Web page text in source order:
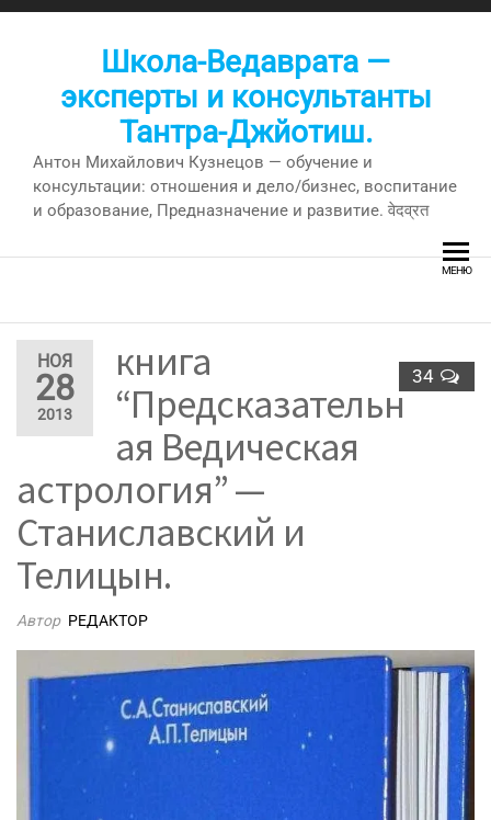
Перейти
Школа-Ведаврата —
эксперты и консультанты
Тантра-Джйотиш.
Антон Михайлович Кузнецов — обучение и
консультации: отношения и дело/бизнес, воспитание
и образование, Предназначение и развитие. वेदव्रत
МЕНЮ
НОЯ
28
2013
34
книга
“Предсказательн
ая Ведическая
астрология” —
Станиславский и
Телицын.
Автор РЕДАКТОР